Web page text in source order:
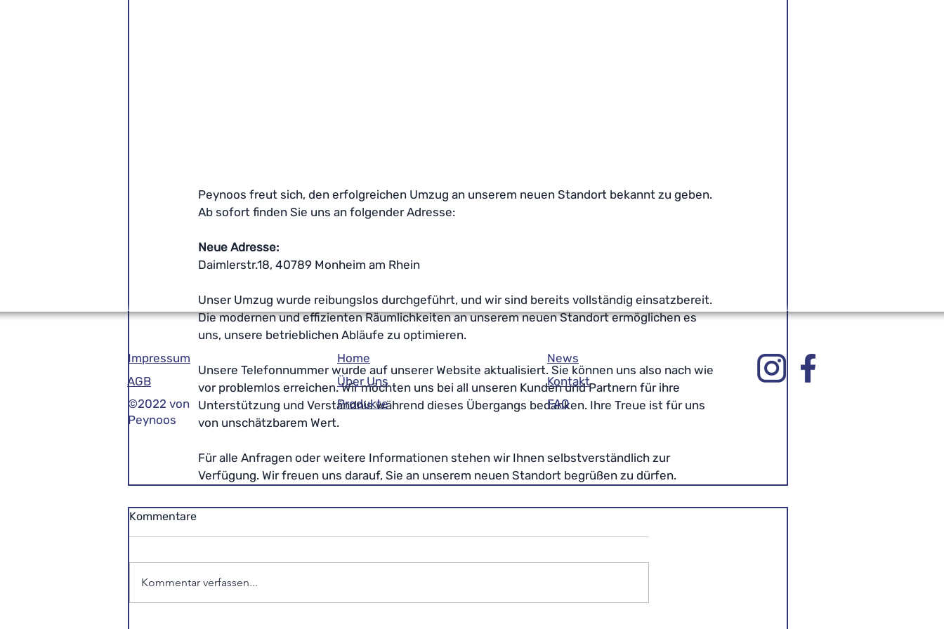
Peynoos freut sich, den erfolgreichen Umzug an unserem neuen Standort bekannt zu geben.
Ab sofort finden Sie uns an folgender Adresse:
Neue Adresse:
Daimlerstr.18, 40789 Monheim am Rhein
Unser Umzug wurde reibungslos durchgeführt, und wir sind bereits vollständig einsatzbereit.
Die modernen und effizienten Räumlichkeiten an unserem neuen Standort ermöglichen es
uns, unsere betrieblichen Abläufe zu optimieren.
Unsere Telefonnummer wurde auf unserer Website aktualisiert. Sie können uns also nach wie
vor problemlos erreichen. Wir möchten uns bei all unseren Kunden und Partnern für ihre
Unterstützung und Verständnis während dieses Übergangs bedanken. Ihre Treue ist für uns
von unschätzbarem Wert.
Für alle Anfragen oder weitere Informationen stehen wir Ihnen selbstverständlich zur
Verfügung. Wir freuen uns darauf, Sie an unserem neuen Standort begrüßen zu dürfen.
Kommentare
Kommentar verfassen...
Impressum
AGB
©2022 von
Peynoos
Home
Über Uns
Produkte
News
Kontakt
FAQ